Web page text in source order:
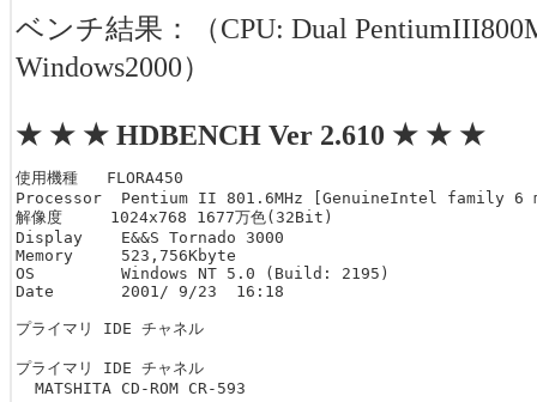
ベンチ結果：（CPU: Dual
Windows2000）
★ ★ ★ HDBENCH Ver 2.610 ★ ★ ★
使用機種   FLORA450
Processor  Pentium II 801.6MHz [GenuineIntel family
解像度     1024x768 1677万色(32Bit)
Display    E&&S Tornado 3000
Memory     523,756Kbyte
OS         Windows NT 5.0 (Build: 2195)
Date       2001/ 9/23  16:18
プライマリ IDE チャネル
プライマリ IDE チャネル
  MATSHITA CD-ROM CR-593